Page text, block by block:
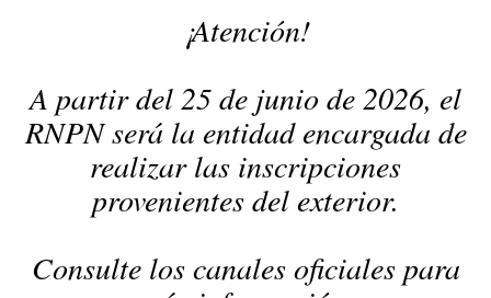
¡Atención!
A partir del 25 de junio de 2026, el
RNPN será la entidad encargada de
realizar las inscripciones
provenientes del exterior.
Consulte los canales oficiales para